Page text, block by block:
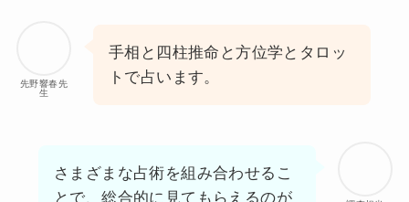
先野響春先
生
手相と四柱推命と方位学とタロッ
トで占います。
さまざまな占術を組み合わせるこ
とで、総合的に見てもらえるのが